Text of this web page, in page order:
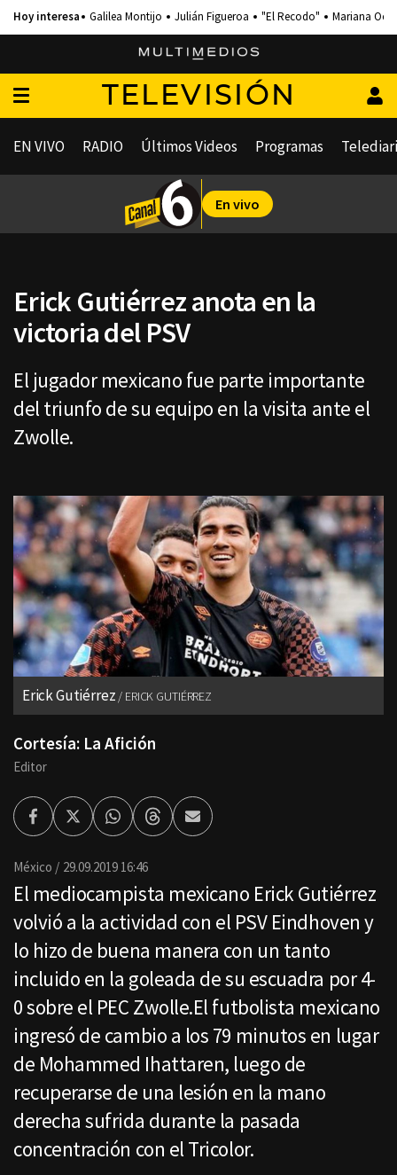
Galilea Montijo Julián Figueroa "El Recodo" Mariana
TELEVISIÓN
EN VIVO RADIO Últimos Videos Programas
En vivo
Erick Gutiérrez anota en la
victoria del PSV
El jugador mexicano fue parte importante
del triunfo de su equipo en la visita ante el
Zwolle.
Erick Gutiérrez ERICK GUTIÉRREZ
Cortesía: La Afición
Editor
FacebookTwitterWhatsappThreadsEnviar
por
México 29.09.2019 16:46
El mediocampista mexicano Erick Gutiérrez
volvió a la actividad con el PSV Eindhoven y
lo hizo de buena manera con un tanto
incluido en la goleada de su escuadra por 4-
0 sobre el PEC Zwolle.El futbolista mexicano
ingresó de cambio a los 79 minutos en lugar
de Mohammed Ihattaren, luego de
recuperarse de una lesión en la mano
derecha sufrida durante la pasada
concentración con el Tricolor.